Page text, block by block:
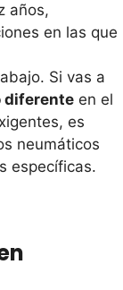
años,
en las que
Si vas a
diferente en el
es
neumáticos
específicas.